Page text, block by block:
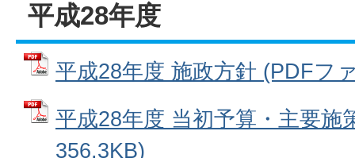
平成28年度
平成28年度 施政方針 (PDFフ
平成28年度 当初予算・主要施
356.3KB)